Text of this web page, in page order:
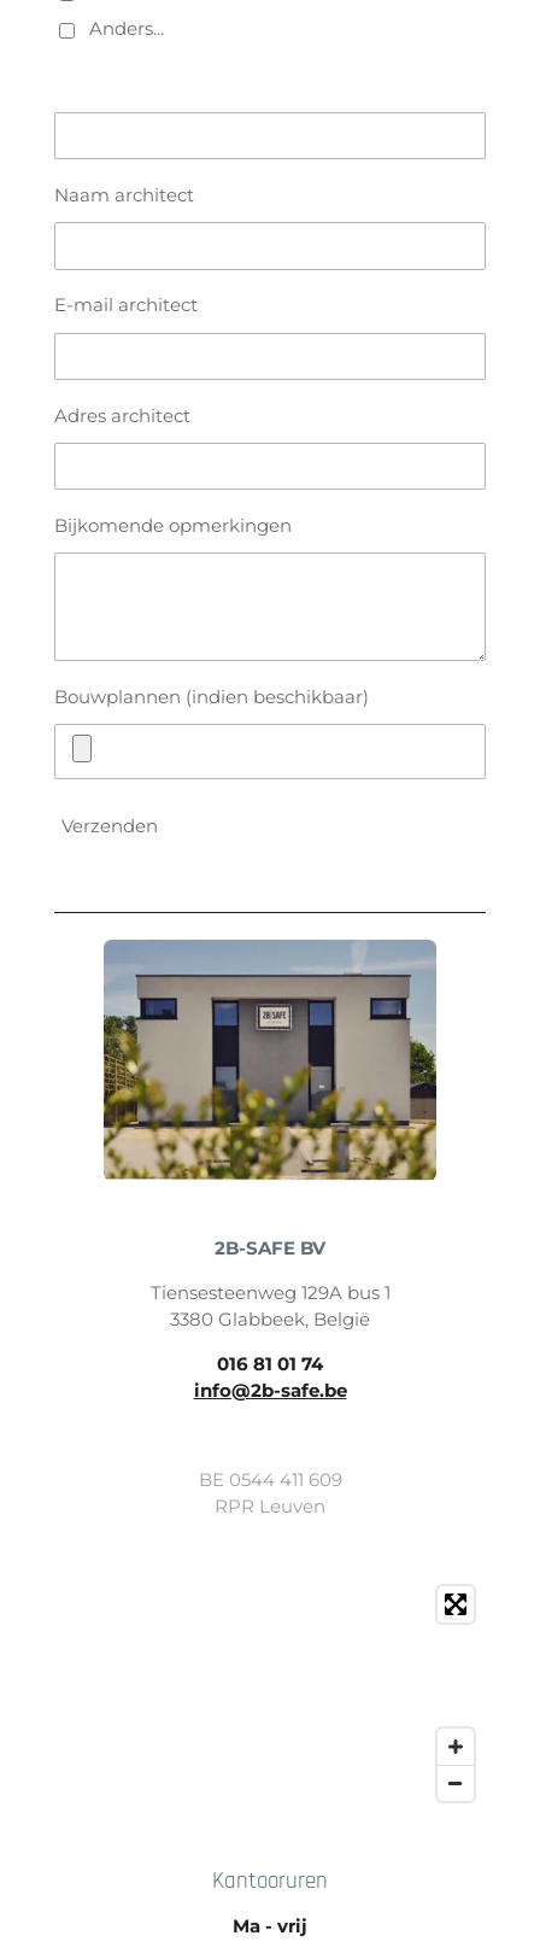
Anders...
Naam architect
E-mail architect
Adres architect
Bijkomende opmerkingen
Bouwplannen (indien beschikbaar)
Verzenden
2B-SAFE BV
Tiensesteenweg 129A bus 1
3380 Glabbeek, België
016 81 01 74
info@2b-safe.be
BE 0544 411 609
RPR Leuven
Kantooruren
Ma - vrij